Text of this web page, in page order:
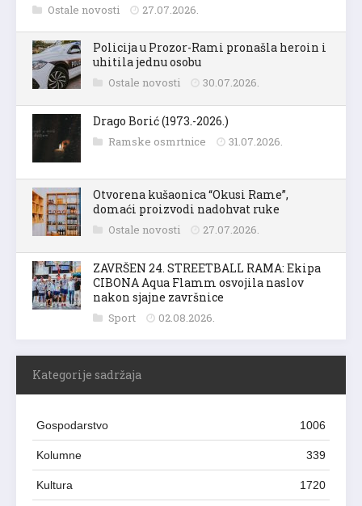
Ostale novosti 27.07.2026.
Policija u Prozor-Rami pronašla heroin i
uhitila jednu osobu
Ostale novosti 30.07.2026.
Drago Borić (1973.-2026.)
Ramske osmrtnice 31.07.2026.
Otvorena kušaonica “Okusi Rame”,
domaći proizvodi nadohvat ruke
Ostale novosti 27.07.2026.
ZAVRŠEN 24. STREETBALL RAMA: Ekipa
CIBONA Aqua Flamm osvojila naslov
nakon sjajne završnice
Sport 02.08.2026.
Kategorije sadržaja
Gospodarstvo 1006
Kolumne 339
Kultura 1720